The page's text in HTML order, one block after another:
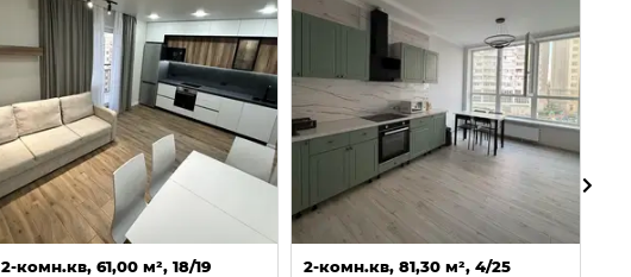
2-комн.кв, 61,00 м², 18/19 2-комн.кв, 81,30 м², 4/25